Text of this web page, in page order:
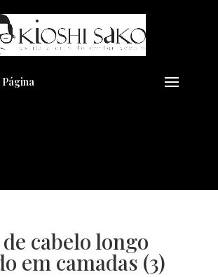
Página
cabelo longo
em camadas (3)
em transformar seu
Visual??